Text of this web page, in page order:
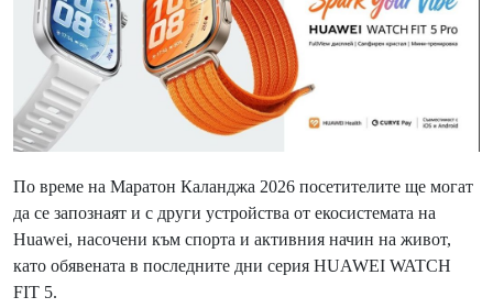
По време на Маратон Каланджа 2026 посетителите ще могат
да се запознаят и с други устройства от екосистемата на
Huawei, насочени към спорта и активния начин на живот,
като обявената в последните дни серия HUAWEI WATCH
FIT 5.